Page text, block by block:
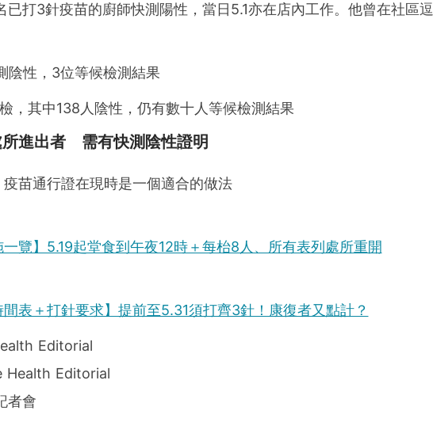
已打3針疫苗的廚師快測陽性，當日5.1亦在店內工作。他曾在社區逗
陰性，3位等候檢測結果
，其中138人陰性，仍有數十人等候檢測結果
進出者 需有快測陰性證明
苗通行證在現時是一個適合的做法
一覽】5.19起堂食到午夜12時＋每枱8人、所有表列處所重開
間表＋打針要求】提前至5.31須打齊3針！康復者又點計？
Editorial
Health Editorial
者會